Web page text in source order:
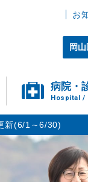
お
岡
病院・
Hospital /
新(6/1～6/30)